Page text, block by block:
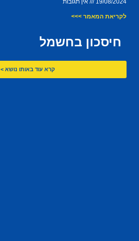
19/08/2024 אין תגובות
לקריאת המאמר >>>
חיסכון בחשמל
קרא עוד באותו נושא >